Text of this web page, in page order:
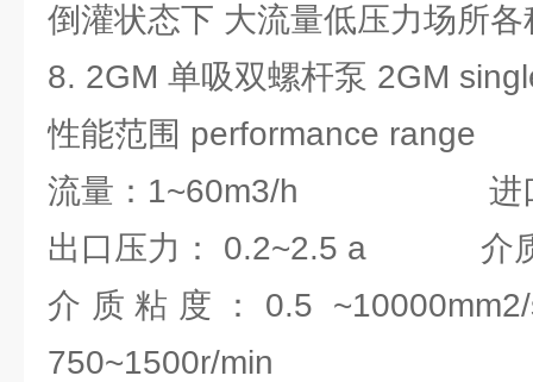
倒灌状态下 大流量低压力场所
8. 2GM 单吸双螺杆泵 2GM
性能范围 performance range
流量：1~60m3/h 进口压
出口压力： 0.2~2.5 a 介质
介质粘度：0.5
750~1500r/min